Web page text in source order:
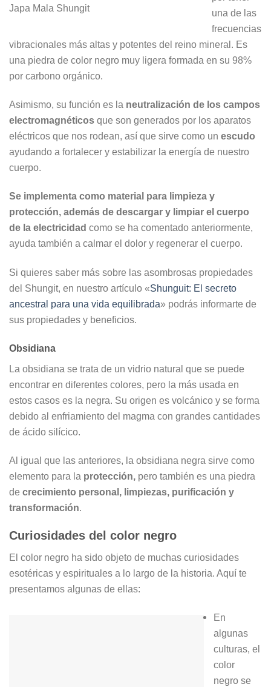
Japa Mala Shungit
una de las
frecuencias
vibracionales más altas y potentes del reino mineral. Es
una piedra de color negro muy ligera formada en su 98%
por carbono orgánico.
Asimismo, su función es la neutralización de los campos
electromagnéticos que son generados por los aparatos
eléctricos que nos rodean, así que sirve como un escudo
ayudando a fortalecer y estabilizar la energía de nuestro
cuerpo.
Se implementa como material para limpieza y
protección, además de descargar y limpiar el cuerpo
de la electricidad como se ha comentado anteriormente,
ayuda también a calmar el dolor y regenerar el cuerpo.
Si quieres saber más sobre las asombrosas propiedades
del Shungit, en nuestro artículo «Shunguit: El secreto
ancestral para una vida equilibrada» podrás informarte de
sus propiedades y beneficios.
Obsidiana
La obsidiana se trata de un vidrio natural que se puede
encontrar en diferentes colores, pero la más usada en
estos casos es la negra. Su origen es volcánico y se forma
debido al enfriamiento del magma con grandes cantidades
de ácido silícico.
Al igual que las anteriores, la obsidiana negra sirve como
elemento para la protección, pero también es una piedra
de crecimiento personal, limpiezas, purificación y
transformación.
Curiosidades del color negro
El color negro ha sido objeto de muchas curiosidades
esotéricas y espirituales a lo largo de la historia. Aquí te
presentamos algunas de ellas:
En
algunas
culturas, el
color
negro se